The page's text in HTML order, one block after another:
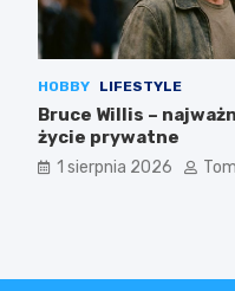
HOBBY LIFESTYLE
Bruce Willis –
życie prywatne
1 sierpnia 2026